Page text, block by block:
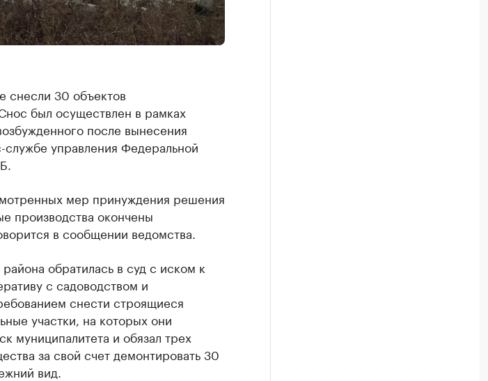
снесли 30 объектов
был осуществлен в рамках
после вынесения
управления Федеральной
мер принуждения решения
производства окончены
в сообщении ведомства.
обратилась в суд с иском к
с садоводством и
снести строящиеся
участки, на которых они
муниципалитета и обязал трех
за свой счет демонтировать 30
вид.